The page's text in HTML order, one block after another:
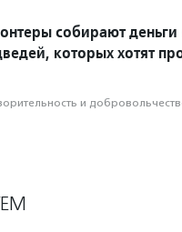
собирают деньги
которых хотят
и